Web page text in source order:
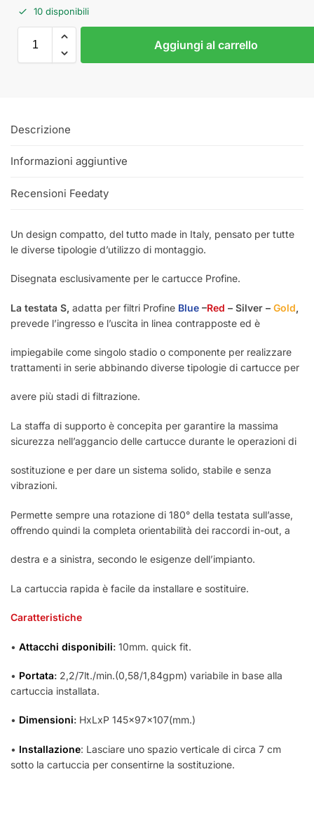
10 disponibili
Aggiungi al carrello
Descrizione
Informazioni aggiuntive
Recensioni Feedaty
Un design compatto, del tutto made in Italy, pensato per tutte
le diverse tipologie d’utilizzo di montaggio.
Disegnata esclusivamente per le cartucce Profine.
La testata S, adatta per filtri Profine Blue –Red – Silver – Gold,
prevede l’ingresso e l’uscita in linea contrapposte ed è
impiegabile come singolo stadio o componente per realizzare
trattamenti in serie abbinando diverse tipologie di cartucce per
avere più stadi di filtrazione.
La staffa di supporto è concepita per garantire la massima
sicurezza nell’aggancio delle cartucce durante le operazioni di
sostituzione e per dare un sistema solido, stabile e senza
vibrazioni.
Permette sempre una rotazione di 180° della testata sull’asse,
offrendo quindi la completa orientabilità dei raccordi in-out, a
destra e a sinistra, secondo le esigenze dell’impianto.
La cartuccia rapida è facile da installare e sostituire.
Caratteristiche
• Attacchi disponibili: 10mm. quick fit.
• Portata: 2,2/7lt./min.(0,58/1,84gpm) variabile in base alla
cartuccia installata.
• Dimensioni: HxLxP 145x97x107(mm.)
• Installazione: Lasciare uno spazio verticale di circa 7 cm
sotto la cartuccia per consentirne la sostituzione.